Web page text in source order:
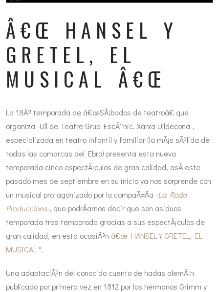
Â€Œ HANSEL Y
GRETEL, EL
MUSICAL Â€Œ
La 18Âª temporada de â€œSÃ¡bados de teatroâ€ que
organiza -Ull de Teatre Grup EscÃ¨nic, Xarxa Ulldecona-,
especializada en teatro infantil y familiar (la mÃ¡s sÃ³lida de
todas las comarcas del Ebro) presenta esta nueva
temporada cinco espectÃ¡culos de gran calidad, asÃ­ este
pasado mes de septiembre en su inicio ya nos sorprende con
un musical protagonizado por la compaÃ±Ã­a -La Roda
Produccions-, que podrÃ­amos decir que son asiduos
temporada tras temporada gracias a sus espectÃ¡culos de
gran calidad, en esta ocasiÃ³n â€œ HANSEL Y GRETEL, EL
MUSICAL ".
Una adaptaciÃ³n del conocido cuento de hadas alemÃ¡n
publicado por primera vez en 1812 por los hermanos Grimm y